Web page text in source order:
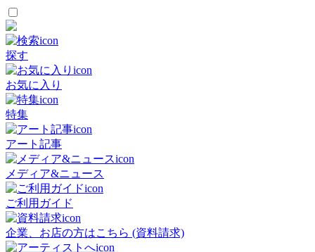
探す
お気に入り
特集
アート記事
メディア&ニュース
ご利用ガイド
企業、お店の方はこちら (資料請求)